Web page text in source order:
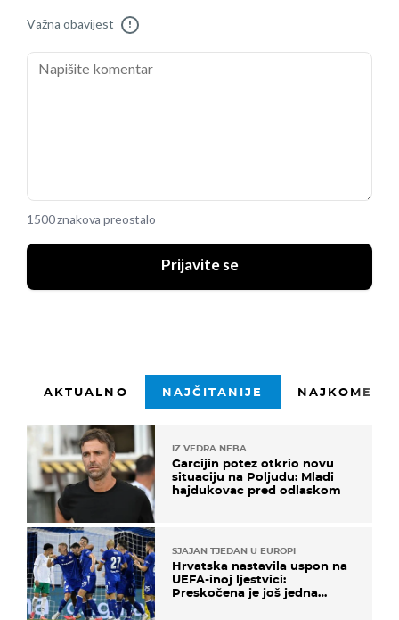
Važna obavijest !
1500 znakova preostalo
Prijavite se
AKTUALNO NAJČITANIJE
IZ VEDRA NEBA
Garcijin potez otkrio novu
situaciju na Poljudu: Mladi
hajdukovac pred odlaskom
SJAJAN TJEDAN U EUROPI
Hrvatska nastavila uspon na
UEFA-inoj ljestvici:
Preskočena je još jedna